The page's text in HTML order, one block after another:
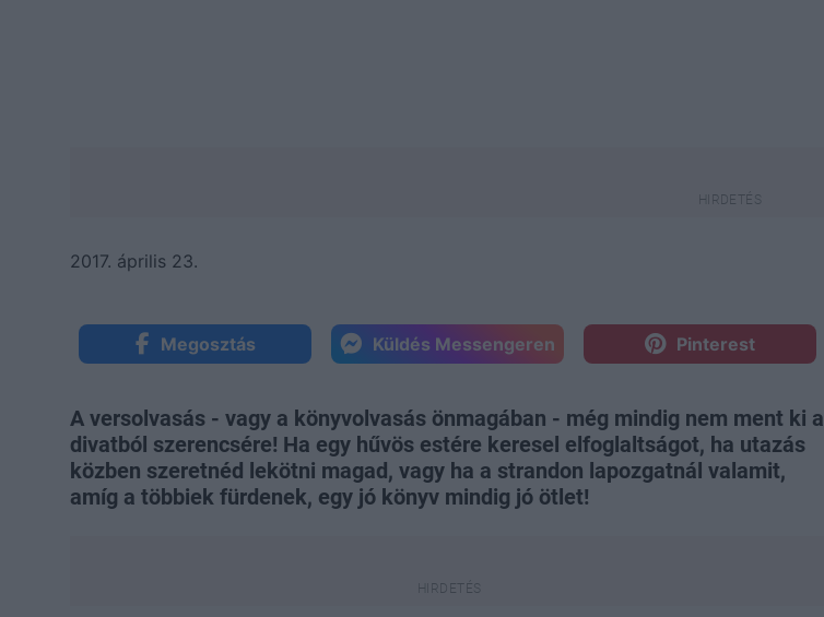
2017. április 23.
Megosztás Küldés Messengeren Pinterest
A versolvasás - vagy a könyvolvasás önmagában - még mindig nem ment ki a
divatból szerencsére! Ha egy hűvös estére keresel elfoglaltságot, ha utazás
közben szeretnéd lekötni magad, vagy ha a strandon lapozgatnál valamit,
amíg a többiek fürdenek, egy jó könyv mindig jó ötlet!